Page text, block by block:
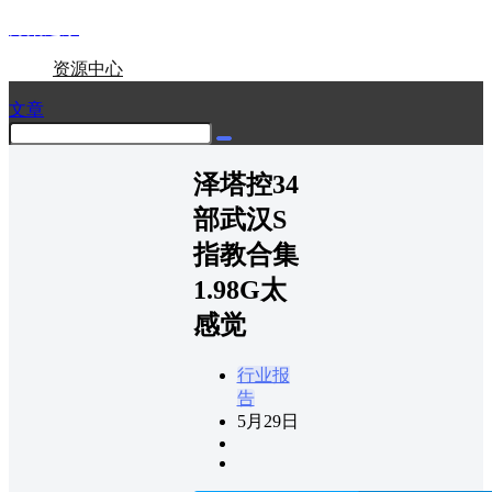
资源中心
文章
泽塔控34
部武汉S
指教合集
1.98G太
感觉
行业报
告
5月29日